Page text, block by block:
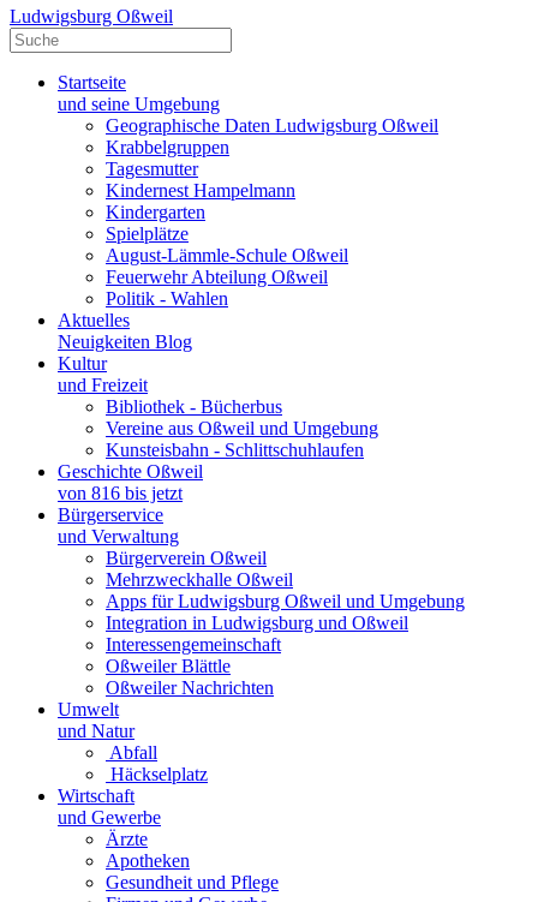
Ludwigsburg Oßweil
Startseite
und seine Umgebung
Geographische Daten Ludwigsburg Oßweil
Krabbelgruppen
Tagesmutter
Kindernest Hampelmann
Kindergarten
Spielplätze
August-Lämmle-Schule Oßweil
Feuerwehr Abteilung Oßweil
Politik - Wahlen
Aktuelles
Neuigkeiten Blog
Kultur
und Freizeit
Bibliothek - Bücherbus
Vereine aus Oßweil und Umgebung
Kunsteisbahn - Schlittschuhlaufen
Geschichte Oßweil
von 816 bis jetzt
Bürgerservice
und Verwaltung
Bürgerverein Oßweil
Mehrzweckhalle Oßweil
Apps für Ludwigsburg Oßweil und Umgebung
Integration in Ludwigsburg und Oßweil
Interessengemeinschaft
Oßweiler Blättle
Oßweiler Nachrichten
Umwelt
und Natur
Abfall
Häckselplatz
Wirtschaft
und Gewerbe
Ärzte
Apotheken
Gesundheit und Pflege